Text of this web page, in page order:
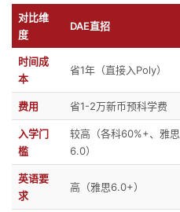
对比维
度
DAE直招
时间成
本
省1年（直接入Poly）
费用 省1-2万新币预科学费
入学门
槛
较高（各科60%+、雅思
6.0）
英语要
求
高（雅思6.0+）